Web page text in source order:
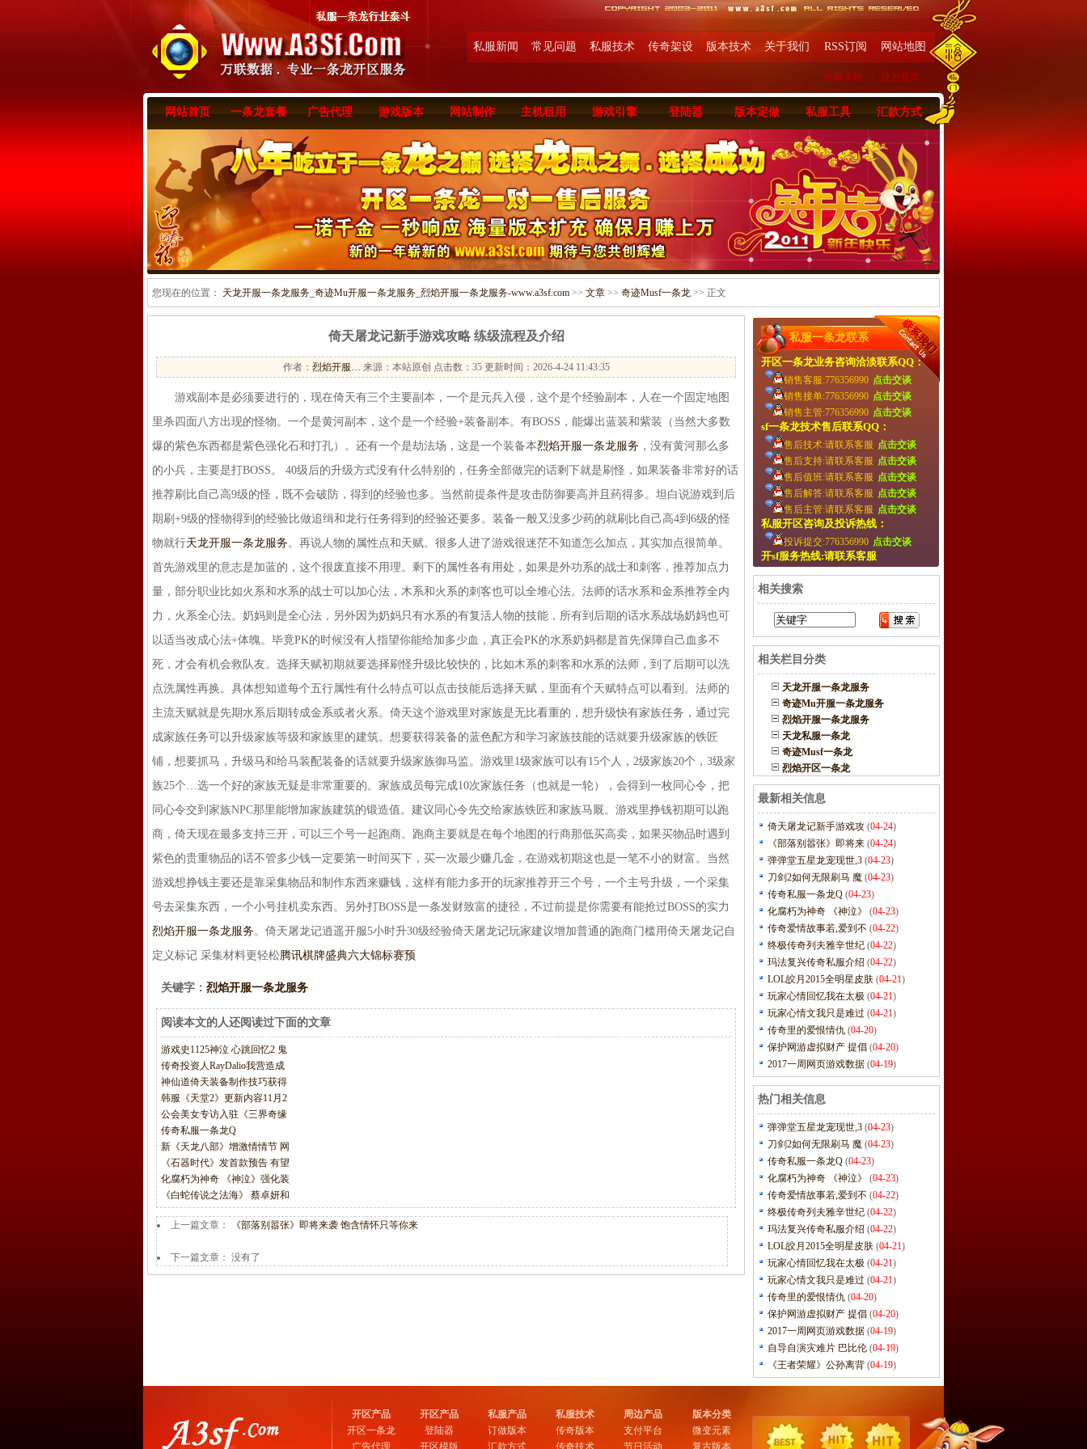
私服新闻 常见问题 私服技术 传奇架设 版本技术 关于我们 RSS订阅 网站地图
收藏本站 设为首页
网站首页 一条龙套餐 广告代理 游戏版本 网站制作 主机租用 游戏引擎 登陆器 版本定做 私服工具 汇款方式
您现在的位置： 天龙开服一条龙服务_奇迹Mu开服一条龙服务_烈焰开服一条龙服务-www.a3sf.com >> 文章 >> 奇迹Musf一条龙 >> 正文
倚天屠龙记新手游戏攻略 练级流程及介绍
作者： 烈焰开服… 来源：本站原创 点击数： 35 更新时间：2026-4-24 11:43:35
游戏副本是必须要进行的，现在倚天有三个主要副本，一个是元兵入侵，这个是个经验副本，人在一个固定地图
里杀四面八方出现的怪物。一个是黄河副本，这个是一个经验+装备副本。有BOSS，能爆出蓝装和紫装（当然大多数
爆的紫色东西都是紫色强化石和打孔）。还有一个是劫法场，这是一个装备本烈焰开服一条龙服务 ，没有黄河那么多
的小兵，主要是打BOSS。 40级后的升级方式没有什么特别的，任务全部做完的话剩下就是刷怪，如果装备非常好的话
推荐刷比自己高9级的怪，既不会破防，得到的经验也多。当然前提条件是攻击防御要高并且药得多。坦白说游戏到后
期刷+9级的怪物得到的经验比做追缉和龙行任务得到的经验还要多。装备一般又没多少药的就刷比自己高4到6级的怪
物就行天龙开服一条龙服务。再说人物的属性点和天赋。很多人进了游戏很迷茫不知道怎么加点，其实加点很简单。
首先游戏里的意志是加蓝的，这个很废直接不用理。剩下的属性各有用处，如果是外功系的战士和刺客，推荐加点力
量，部分职业比如火系和水系的战士可以加心法，木系和火系的刺客也可以全堆心法。法师的话水系和金系推荐全内
力，火系全心法。奶妈则是全心法，另外因为奶妈只有水系的有复活人物的技能，所有到后期的话水系战场奶妈也可
以适当改成心法+体魄。毕竟PK的时候没有人指望你能给加多少血，真正会PK的水系奶妈都是首先保障自己血多不
死，才会有机会救队友。选择天赋初期就要选择刷怪升级比较快的，比如木系的刺客和水系的法师，到了后期可以洗
点洗属性再换。具体想知道每个五行属性有什么特点可以点击技能后选择天赋，里面有个天赋特点可以看到。法师的
主流天赋就是先期水系后期转成金系或者火系。倚天这个游戏里对家族是无比看重的，想升级快有家族任务，通过完
成家族任务可以升级家族等级和家族里的建筑。想要获得装备的蓝色配方和学习家族技能的话就要升级家族的铁匠
铺，想要抓马，升级马和给马装配装备的话就要升级家族御马监。游戏里1级家族可以有15个人，2级家族20个，3级家
族25个…选一个好的家族无疑是非常重要的。家族成员每完成10次家族任务（也就是一轮），会得到一枚同心令，把
同心令交到家族NPC那里能增加家族建筑的锻造值。建议同心令先交给家族铁匠和家族马厩。游戏里挣钱初期可以跑
商，倚天现在最多支持三开，可以三个号一起跑商。跑商主要就是在每个地图的行商那低买高卖，如果买物品时遇到
紫色的贵重物品的话不管多少钱一定要第一时间买下，买一次最少赚几金，在游戏初期这也是一笔不小的财富。当然
游戏想挣钱主要还是靠采集物品和制作东西来赚钱，这样有能力多开的玩家推荐开三个号，一个主号升级，一个采集
号去采集东西，一个小号挂机卖东西。另外打BOSS是一条发财致富的捷径，不过前提是你需要有能抢过BOSS的实力
烈焰开服一条龙服务。倚天屠龙记逍遥开服5小时升30级经验倚天屠龙记玩家建议增加普通的跑商门槛用倚天屠龙记自
定义标记 采集材料更轻松腾讯棋牌盛典六大锦标赛预
关键字： 烈焰开服一条龙服务
阅读本文的人还阅读过下面的文章
游戏史1125神泣 心跳回忆2 鬼
传奇投资人RayDalio我营造成
神仙道倚天装备制作技巧获得
韩服《天堂2》更新内容11月2
公会美女专访入驻《三界奇缘
传奇私服一条龙Q
新《天龙八部》增激情情节 网
《石器时代》发首款预告 有望
化腐朽为神奇 《神泣》强化装
《白蛇传说之法海》 蔡卓妍和
上一篇文章： 《部落别嚣张》即将来袭 饱含情怀只等你来
下一篇文章： 没有了
私服一条龙联系
开区一条龙业务咨询洽淡联系QQ：
销售客服:776356990 点击交谈
销售接单:776356990 点击交谈
销售主管:776356990 点击交谈
sf一条龙技术售后联系QQ：
售后技术:请联系客服 点击交谈
售后支持:请联系客服 点击交谈
售后值班:请联系客服 点击交谈
售后解答:请联系客服 点击交谈
售后主管:请联系客服 点击交谈
私服开区咨询及投诉热线：
投诉提交:776356990 点击交谈
开sf服务热线:请联系客服
相关搜索
相关栏目分类
天龙开服一条龙服务
奇迹Mu开服一条龙服务
烈焰开服一条龙服务
天龙私服一条龙
奇迹Musf一条龙
烈焰开区一条龙
最新相关信息
倚天屠龙记新手游戏攻 (04-24)
《部落别嚣张》即将来 (04-24)
弹弹堂五星龙宠现世,3 (04-23)
刀剑2如何无限刷马 魔 (04-23)
传奇私服一条龙Q (04-23)
化腐朽为神奇 《神泣》
(04-23)
传奇爱情故事若,爱到不 (04-22)
终极传奇列夫雅辛世纪 (04-22)
玛法复兴传奇私服介绍 (04-22)
LOL皎月2015全明星皮肤 (04-21)
玩家心情回忆我在太极 (04-21)
玩家心情文我只是难过 (04-21)
传奇里的爱恨情仇 (04-20)
保护网游虚拟财产 提倡 (04-20)
2017一周网页游戏数据 (04-19)
热门相关信息
弹弹堂五星龙宠现世,3 (04-23)
刀剑2如何无限刷马 魔 (04-23)
传奇私服一条龙Q (04-23)
化腐朽为神奇 《神泣》
(04-23)
传奇爱情故事若,爱到不 (04-22)
终极传奇列夫雅辛世纪 (04-22)
玛法复兴传奇私服介绍 (04-22)
LOL皎月2015全明星皮肤 (04-21)
玩家心情回忆我在太极 (04-21)
玩家心情文我只是难过 (04-21)
传奇里的爱恨情仇 (04-20)
保护网游虚拟财产 提倡 (04-20)
2017一周网页游戏数据 (04-19)
自导自演灾难片 巴比伦 (04-19)
《王者荣耀》公孙离背 (04-19)
开区产品
开区一条龙
广告代理
开区产品
登陆器
开区模版
私服产品
订做版本
汇款方式
私服技术
传奇版本
传奇技术
周边产品
支付平台
节日活动
版本分类
微变元素
复古版本